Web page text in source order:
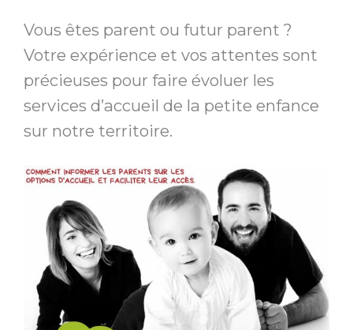
Vous êtes parent ou futur parent ?
Votre expérience et vos attentes sont
précieuses pour faire évoluer les
services d’accueil de la petite enfance
sur notre territoire.